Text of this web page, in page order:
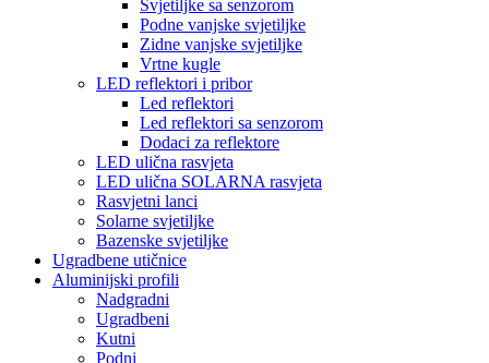
Svjetiljke sa senzorom
Podne vanjske svjetiljke
Zidne vanjske svjetiljke
Vrtne kugle
LED reflektori i pribor
Led reflektori
Led reflektori sa senzorom
Dodaci za reflektore
LED ulična rasvjeta
LED ulična SOLARNA rasvjeta
Rasvjetni lanci
Solarne svjetiljke
Bazenske svjetiljke
Ugradbene utičnice
Aluminijski profili
Nadgradni
Ugradbeni
Kutni
Podni